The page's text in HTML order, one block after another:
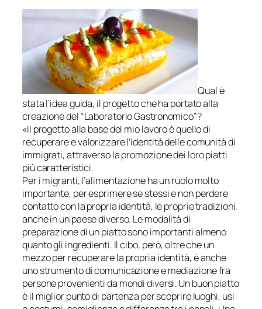
Qual è
stata l’idea guida, il progetto che ha portato alla
creazione del “Laboratorio Gastronomico”?
«Il progetto alla base del mio lavoro è quello di
recuperare e valorizzare l’identità delle comunità di
immigrati, attraverso la promozione dei loro piatti
più caratteristici.
Per i migranti, l’alimentazione ha un ruolo molto
importante, per esprimere se stessi e non perdere
contatto con la propria identità, le proprie tradizioni,
anche in un paese diverso. Le modalità di
preparazione di un piatto sono importanti almeno
quanto gli ingredienti. Il cibo, però, oltre che un
mezzo per recuperare la propria identità, è anche
uno strumento di comunicazione e mediazione fra
persone provenienti da mondi diversi. Un buon piatto
è il miglior punto di partenza per scoprire luoghi, usi